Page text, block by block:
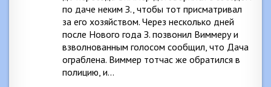
по даче неким З., чтобы тот присматривал
за его хозяйством. Через несколько дней
после Нового года З. позвонил Виммеру и
взволнованным голосом сообщил, что Дача
ограблена. Виммер тотчас же обратился в
полицию, и…